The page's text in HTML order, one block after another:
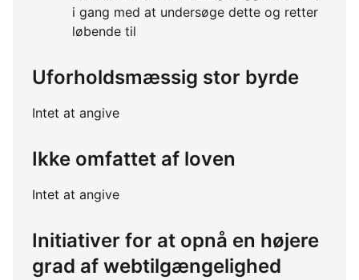
i gang med at undersøge dette og retter
løbende til
Uforholdsmæssig stor byrde
Intet at angive
Ikke omfattet af loven
Intet at angive
Initiativer for at opnå en højere
grad af webtilgængelighed